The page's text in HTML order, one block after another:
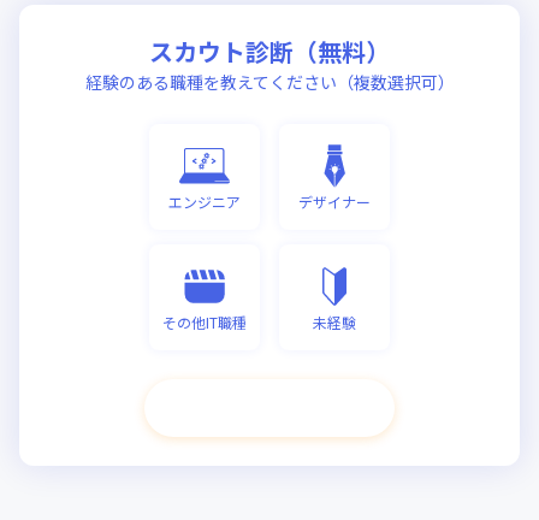
スカウト診断（無料）
経験のある職種を教えてください（複数選択可）
エンジニア デザイナー
その他IT職種 未経験